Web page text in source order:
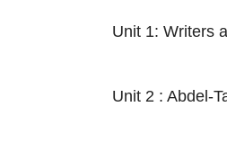
Unit 1: Writers
Unit 2 : Abdel-